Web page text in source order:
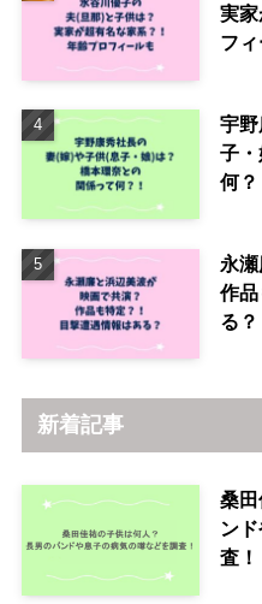
実
フ
宇
子
何？
永
作
る？
新着記事
桑
ン
査！